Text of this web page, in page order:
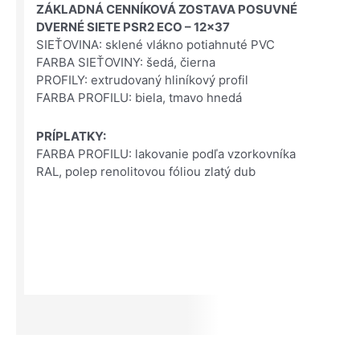
ZÁKLADNÁ CENNÍKOVÁ ZOSTAVA POSUVNÉ
DVERNÉ SIETE PSR2 ECO – 12×37
SIEŤOVINA: sklené vlákno potiahnuté PVC
FARBA SIEŤOVINY: šedá, čierna
PROFILY: extrudovaný hliníkový profil
FARBA PROFILU: biela, tmavo hnedá
PRÍPLATKY:
FARBA PROFILU: lakovanie podľa vzorkovníka
RAL, polep renolitovou fóliou zlatý dub